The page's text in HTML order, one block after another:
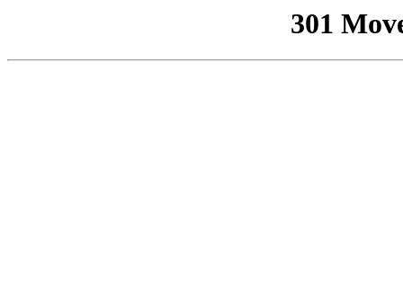
301